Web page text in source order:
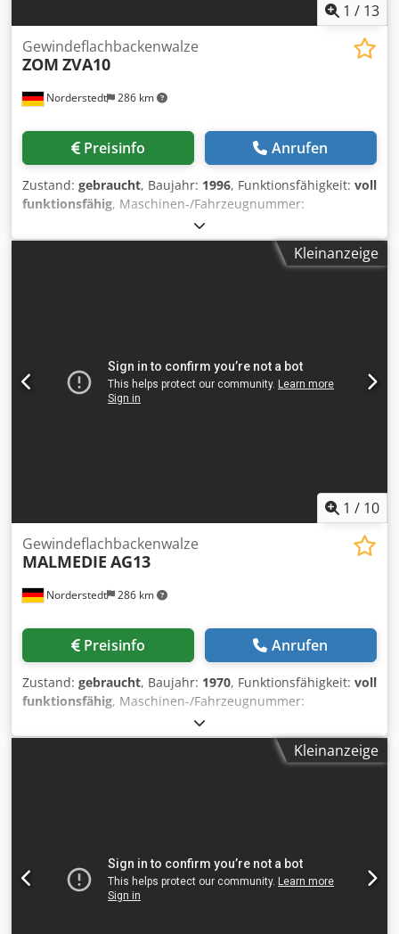
1 / 13
Norderstedt 286 km
Gewindeflachbackenwalze
ZOM ZVA10
Preisinfo Anrufen
Zustand: gebraucht, Baujahr: 1996, Funktionsfähigkeit: voll
funktionsfähig, Maschinen-/Fahrzeugnummer:
, Offertennummer: M14L/8733 Maschinenart:
Gewindeflachbackenwalze Info: mit Scheibenzuführung
Dkodpfswi Tm Njx Aagsr Fabrikat: ZOM Typ: ZVA10Kleinanzeige
1 / 10
Norderstedt 286 km
Gewindeflachbackenwalze
MALMEDIE AG13
Preisinfo Anrufen
Zustand: gebraucht, Baujahr: 1970, Funktionsfähigkeit: voll
funktionsfähig, Maschinen-/Fahrzeugnummer:
, Offertennummer: M14L/6907 Maschinenart:
Gewindeflachbackenwalze Info: Schwingförderer Fabrikat:
MALMEDIE Typ: AG13 Baujahr: 1970 Durchmesserbereich:
Kleinanzeige